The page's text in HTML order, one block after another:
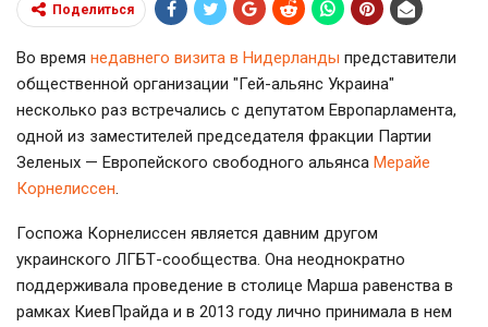
Поделиться
Во время недавнего визита в Нидерланды представители
общественной организации "Гей-альянс Украина"
несколько раз встречались с депутатом Европарламента,
одной из заместителей председателя фракции Партии
Зеленых — Европейского свободного альянса Мерайе
Корнелиссен
Госпожа Корнелиссен является давним другом
украинского ЛГБТ-сообщества. Она неоднократно
поддерживала проведение в столице Марша равенства в
рамках КиевПрайда и в 2013 году лично принимала в нем